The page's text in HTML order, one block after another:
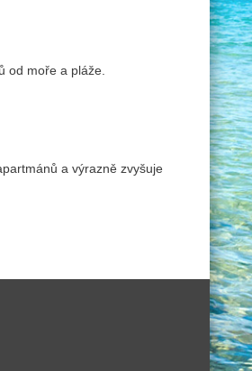
od moře a pláže.
a výrazně zvyšuje